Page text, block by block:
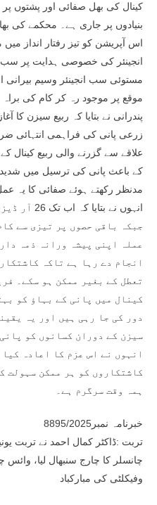
کینال کی بھل صفائی اور پشتوں
بنیادوں پر جاری ہے۔ محکمے کی
اس آپریشن کو تیز رفتار انداز
انجینئر کی خصوصی ہدایت پر سب
مستوئی سب انجینئر وسیم بیرانی
موقع پر موجود رہ کر کام کی
پندرانی نے بتایا کہ ربیع سیزن کا
زرعی پانی کی فراہمی انتہائی
علاقے سے گزرنے والی ربیع
کے باعث پانی کی ترسیل میں
مدنظر رکھتے ہوئے صفائی کا یہ
انہوں نے
جبکہ باقی حصوں پر تیزی سے
عملہ اپنی پیشہ ورانہ ذمہ
انجام دے رہا ہے تاکہ
تعطل کے بغیر ممکن ہو سکے۔
کینال میں پانی کے بہاؤ کو
دور کی جا رہی ہیں اور یہ
سیزن کے دوران کسانوں کو
انہوں نے اس عزم کا اعادہ
کاشتکاروں کو ہر ممکن سہولت
ہمہ وقت سرگرم ہے۔
خبرنامہ نمبر8895/2025
تربت :ڈاکٹر کمال احمد نے تربت
چانسلر کا چارج سنبھال لیا، وائس
وفیکلٹی کی مبارکباد